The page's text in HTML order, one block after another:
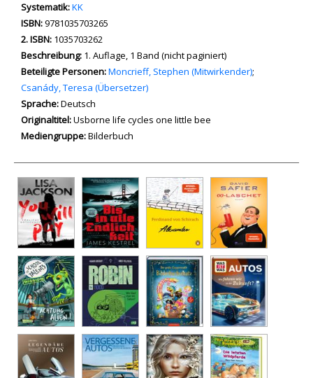
Systematik:Suche nach dieser Systematik
KK
Suche nach diesem Interessenskreis
ISBN:9781035703265
2. ISBN: 1035703262
Beschreibung: 1. Auflage, 1 Band (nicht paginiert)
Beteiligte Personen:Suche nach dieser Beteiligten Person
Moncrieff, Stephen (Mitwirkender);
Csanády, Teresa (Übersetzer)
Sprache:Deutsch
Originaltitel:Usborne life cycles one little bee
Mediengruppe:Bilderbuch